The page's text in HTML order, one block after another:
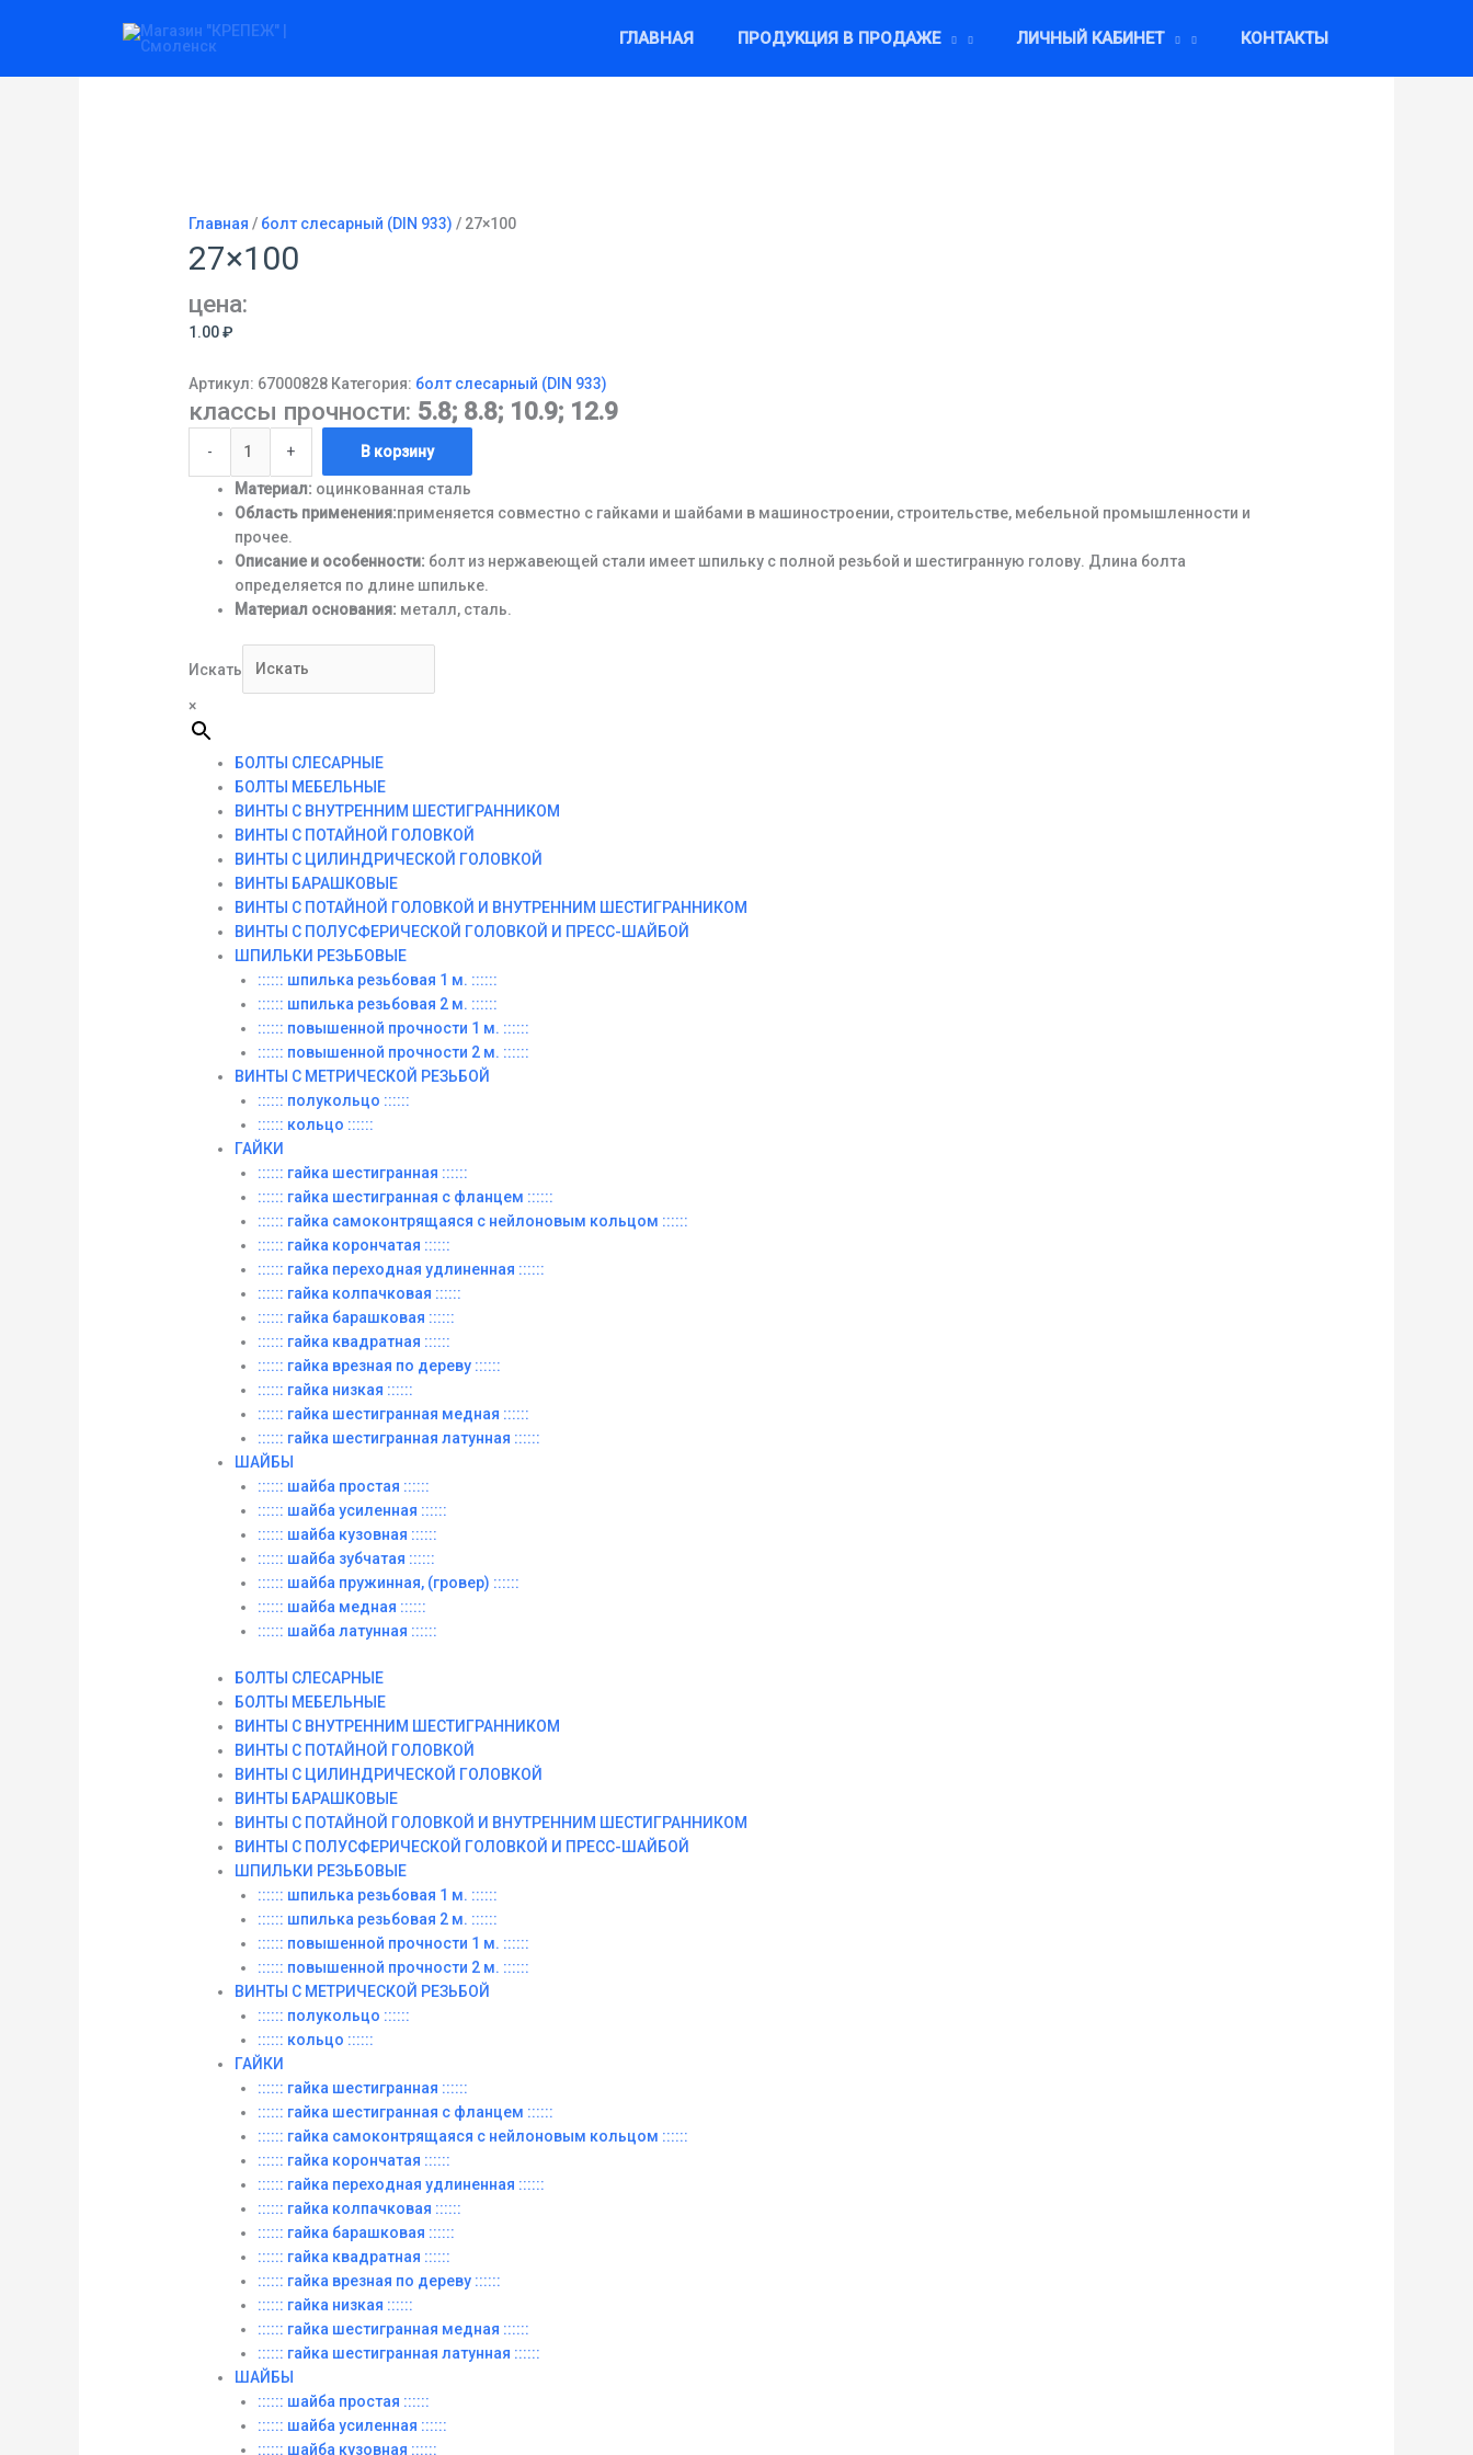
ГЛАВНАЯ ПРОДУКЦИЯ В ПРОДАЖЕ ЛИЧНЫЙ КАБИНЕТ КОНТАКТЫ
Главная / болт слесарный (DIN 933) / 27×100
27×100
цена:
1.00₽
Артикул: 67000828 Категория: болт слесарный (DIN 933)
классы прочности: 5.8; 8.8; 10.9; 12.9
-
товара
+ В корзину
Материал: оцинкованная сталь
Область применения:применяется совместно с гайками и шайбами в машиностроении, строительстве, мебельной промышленности и
прочее.
Описание и особенности: болт из нержавеющей стали имеет шпильку с полной резьбой и шестигранную голову. Длина болта
определяется по длине шпильке.
Материал основания: металл, сталь.
Искать
×
БОЛТЫ СЛЕСАРНЫЕ
БОЛТЫ МЕБЕЛЬНЫЕ
ВИНТЫ С ВНУТРЕННИМ ШЕСТИГРАННИКОМ
ВИНТЫ С ПОТАЙНОЙ ГОЛОВКОЙ
ВИНТЫ С ЦИЛИНДРИЧЕСКОЙ ГОЛОВКОЙ
ВИНТЫ БАРАШКОВЫЕ
ВИНТЫ С ПОТАЙНОЙ ГОЛОВКОЙ И ВНУТРЕННИМ ШЕСТИГРАННИКОМ
ВИНТЫ С ПОЛУСФЕРИЧЕСКОЙ ГОЛОВКОЙ И ПРЕСС-ШАЙБОЙ
ШПИЛЬКИ РЕЗЬБОВЫЕ
:::::: шпилька резьбовая 1 м. ::::::
:::::: шпилька резьбовая 2 м. ::::::
:::::: повышенной прочности 1 м. ::::::
:::::: повышенной прочности 2 м. ::::::
ВИНТЫ C МЕТРИЧЕСКОЙ РЕЗЬБОЙ
:::::: полукольцо ::::::
:::::: кольцо ::::::
ГАЙКИ
:::::: гайка шестигранная ::::::
:::::: гайка шестигранная с фланцем ::::::
:::::: гайка самоконтрящаяся с нейлоновым кольцом ::::::
:::::: гайка корончатая ::::::
:::::: гайка переходная удлиненная ::::::
:::::: гайка колпачковая ::::::
:::::: гайка барашковая ::::::
:::::: гайка квадратная ::::::
:::::: гайка врезная по дереву ::::::
:::::: гайка низкая ::::::
:::::: гайка шестигранная медная ::::::
:::::: гайка шестигранная латунная ::::::
ШАЙБЫ
:::::: шайба простая ::::::
:::::: шайба усиленная ::::::
:::::: шайба кузовная ::::::
:::::: шайба зубчатая ::::::
:::::: шайба пружинная, (гровер) ::::::
:::::: шайба медная ::::::
:::::: шайба латунная ::::::
БОЛТЫ СЛЕСАРНЫЕ
БОЛТЫ МЕБЕЛЬНЫЕ
ВИНТЫ С ВНУТРЕННИМ ШЕСТИГРАННИКОМ
ВИНТЫ С ПОТАЙНОЙ ГОЛОВКОЙ
ВИНТЫ С ЦИЛИНДРИЧЕСКОЙ ГОЛОВКОЙ
ВИНТЫ БАРАШКОВЫЕ
ВИНТЫ С ПОТАЙНОЙ ГОЛОВКОЙ И ВНУТРЕННИМ ШЕСТИГРАННИКОМ
ВИНТЫ С ПОЛУСФЕРИЧЕСКОЙ ГОЛОВКОЙ И ПРЕСС-ШАЙБОЙ
ШПИЛЬКИ РЕЗЬБОВЫЕ
:::::: шпилька резьбовая 1 м. ::::::
:::::: шпилька резьбовая 2 м. ::::::
:::::: повышенной прочности 1 м. ::::::
:::::: повышенной прочности 2 м. ::::::
ВИНТЫ C МЕТРИЧЕСКОЙ РЕЗЬБОЙ
:::::: полукольцо ::::::
:::::: кольцо ::::::
ГАЙКИ
:::::: гайка шестигранная ::::::
:::::: гайка шестигранная с фланцем ::::::
:::::: гайка самоконтрящаяся с нейлоновым кольцом ::::::
:::::: гайка корончатая ::::::
:::::: гайка переходная удлиненная ::::::
:::::: гайка колпачковая ::::::
:::::: гайка барашковая ::::::
:::::: гайка квадратная ::::::
:::::: гайка врезная по дереву ::::::
:::::: гайка низкая ::::::
:::::: гайка шестигранная медная ::::::
:::::: гайка шестигранная латунная ::::::
ШАЙБЫ
:::::: шайба простая ::::::
:::::: шайба усиленная ::::::
:::::: шайба кузовная ::::::